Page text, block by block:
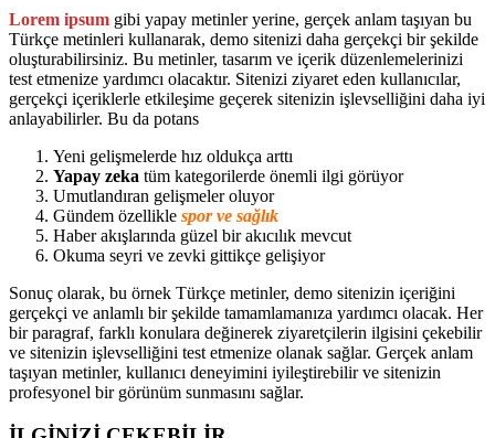
Lorem ipsum gibi yapay metinler yerine, gerçek anlam taşıyan bu
Türkçe metinleri kullanarak, demo sitenizi daha gerçekçi bir şekilde
oluşturabilirsiniz. Bu metinler, tasarım ve içerik düzenlemelerinizi
test etmenize yardımcı olacaktır. Sitenizi ziyaret eden kullanıcılar,
gerçekçi içeriklerle etkileşime geçerek sitenizin işlevselliğini daha iyi
anlayabilirler. Bu da potans
Yeni gelişmelerde hız oldukça arttı
Yapay zeka tüm kategorilerde önemli ilgi görüyor
Umutlandıran gelişmeler oluyor
Gündem özellikle spor ve sağlık
Haber akışlarında güzel bir akıcılık mevcut
Okuma seyri ve zevki gittikçe gelişiyor
Sonuç olarak, bu örnek Türkçe metinler, demo sitenizin içeriğini
gerçekçi ve anlamlı bir şekilde tamamlamanıza yardımcı olacak. Her
bir paragraf, farklı konulara değinerek ziyaretçilerin ilgisini çekebilir
ve sitenizin işlevselliğini test etmenize olanak sağlar. Gerçek anlam
taşıyan metinler, kullanıcı deneyimini iyileştirebilir ve sitenizin
profesyonel bir görünüm sunmasını sağlar.